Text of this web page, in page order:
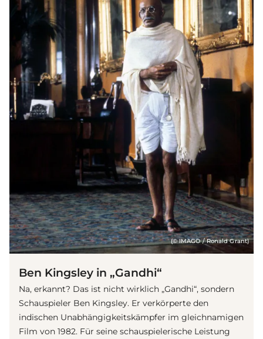
(© IMAGO / Ronald Grant)
Ben Kingsley in „Gandhi“
Na, erkannt? Das ist nicht wirklich „Gandhi“, sondern
Schauspieler Ben Kingsley. Er verkörperte den
indischen Unabhängigkeitskämpfer im gleichnamigen
Film von 1982. Für seine schauspielerische Leistung